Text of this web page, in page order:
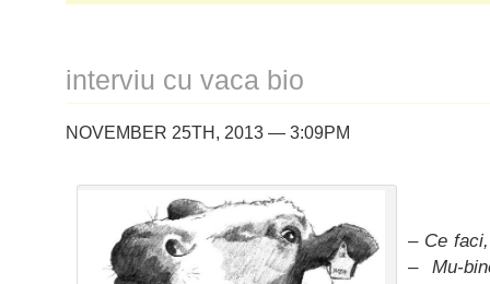
interviu cu vaca bio
NOVEMBER 25TH, 2013 — 3:09PM
– Ce
– Mu-